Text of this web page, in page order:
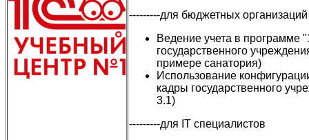
---------для бюджетных организаций
Ведение учета в программе
государственного
примере санатория)
Использование
кадры государственного
3.1)
---------для IT специалистов